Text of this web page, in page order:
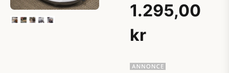
1.295,00
kr